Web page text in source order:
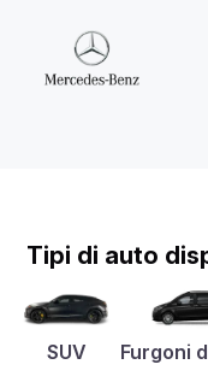
Tipi di auto
SUV Furgoni